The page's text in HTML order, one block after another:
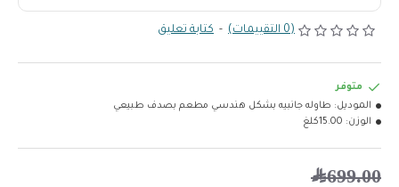
(0 التقييمات) - كتابة تعليق
699.00﷼
متوفر
الموديل: طاوله جانبيه بشكل هندسي مطعم بصدف طبيعي
الوزن: 15.00كلغ